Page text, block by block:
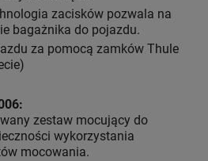
zacisków pozwala na
bagażnika do pojazdu.
za pomocą zamków Thule
zestaw mocujący do
wykorzystania
mocowania.